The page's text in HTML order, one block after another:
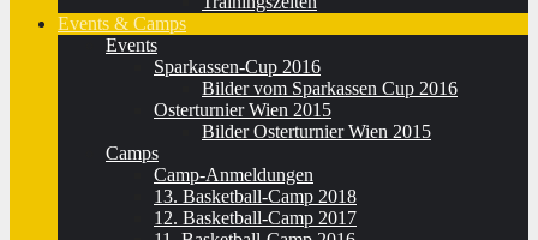
Events & Camps
Events
Sparkassen-Cup 2016
Bilder vom Sparkassen Cup 2016
Osterturnier Wien 2015
Bilder Osterturnier Wien 2015
Camps
Camp-Anmeldungen
13. Basketball-Camp 2018
12. Basketball-Camp 2017